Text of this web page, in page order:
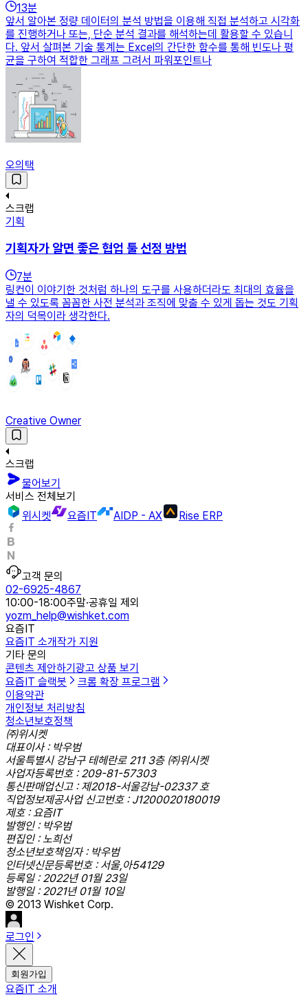
13분
앞서 알아본 정량 데이터의 분석 방법을 이용해 직접 분석하고 시각화
를 진행하거나 또는, 단순 분석 결과를 해석하는데 활용할 수 있습니
다. 앞서 살펴본 기술 통계는 Excel의 간단한 함수를 통해 빈도나 평
균을 구하여 적합한 그래프 그려서 파워포인트나
오의택
스크랩
기획
기획자가 알면 좋은 협업 툴 선정 방법
7분
링컨이 이야기한 것처럼 하나의 도구를 사용하더라도 최대의 효율을
낼 수 있도록 꼼꼼한 사전 분석과 조직에 맞출 수 있게 돕는 것도 기획
자의 덕목이라 생각한다.
Creative Owner
스크랩
물어보기
서비스 전체보기
위시켓
요즘IT AIDP - AX Rise ERP
고객 문의
02-6925-4867
10:00-18:00주말·공휴일 제외
yozm_help@wishket.com
요즘IT
요즘IT 소개작가 지원
기타 문의
콘텐츠 제안하기 광고 상품 보기
요즘IT 슬랙봇
크롬 확장 프로그램
이용약관
개인정보 처리방침
청소년보호정책
㈜위시켓
대표이사 : 박우범
서울특별시 강남구 테헤란로 211 3층 ㈜위시켓
사업자등록번호 : 209-81-57303
통신판매업신고 : 제2018-서울강남-02337 호
직업정보제공사업 신고번호 : J1200020180019
제호 : 요즘IT
발행인 : 박우범
편집인 : 노희선
청소년보호책임자 : 박우범
인터넷신문등록번호 : 서울,아54129
등록일 : 2022년 01월 23일
발행일 : 2021년 01월 10일
© 2013 Wishket Corp.
로그인
회원가입
요즘IT 소개